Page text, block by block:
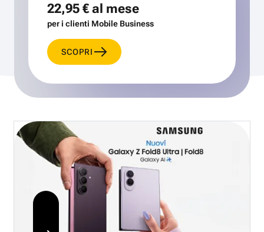
22,95 €al mese
per i clienti Mobile Business
SCOPRI